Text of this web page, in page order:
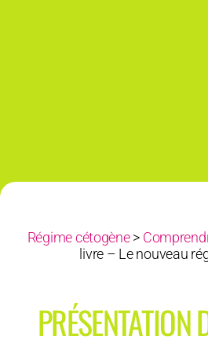
Régime cétogène>
livre – Le nouveau